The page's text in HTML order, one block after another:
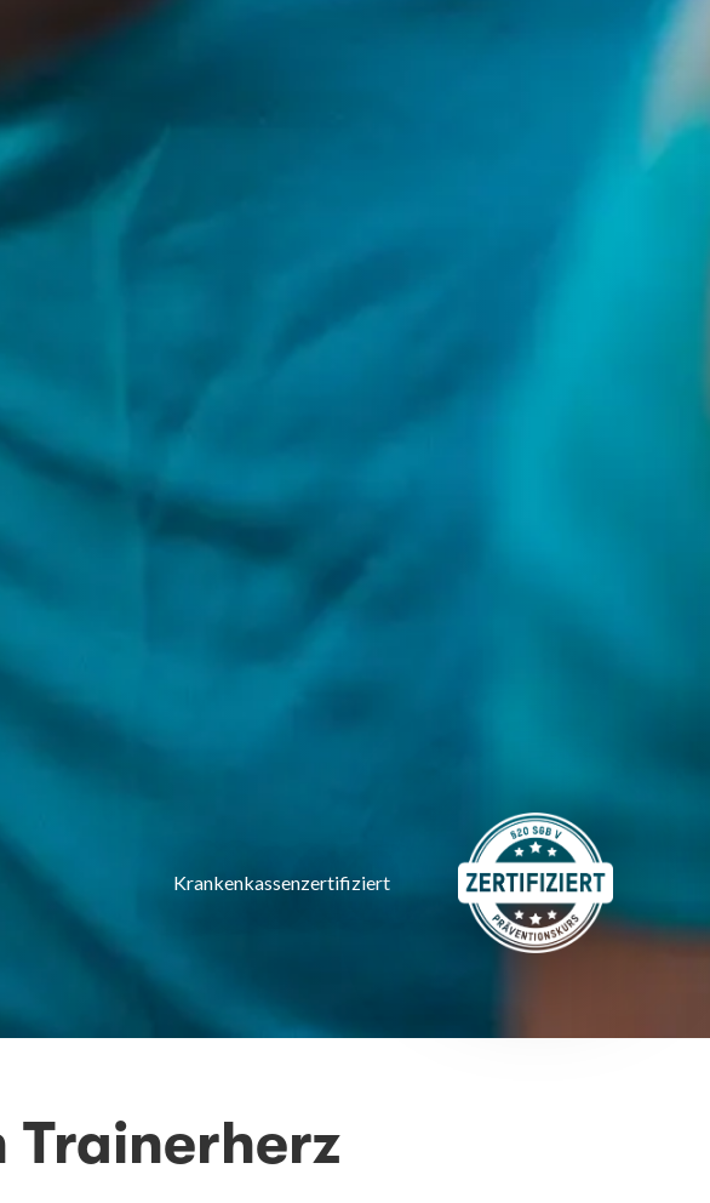
Krankenkassenzertifiziert
Trainerherz